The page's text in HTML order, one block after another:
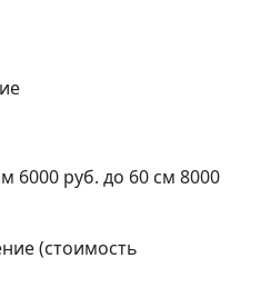
6000 руб. до 60 см 8000
(стоимость